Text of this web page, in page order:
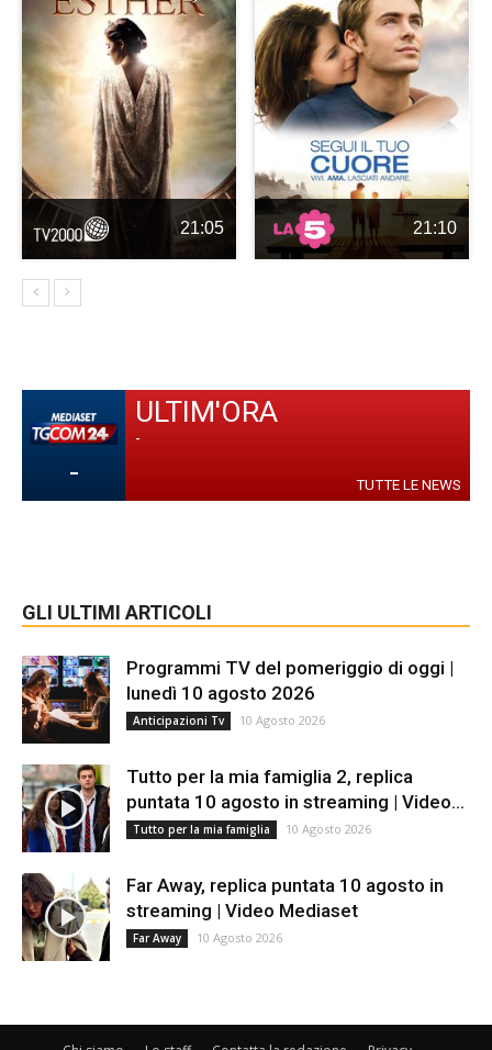
21:05 21:10
-
ULTIM'ORA
-
TUTTE LE NEWS
GLI ULTIMI ARTICOLI
Programmi TV del pomeriggio di oggi |
lunedì 10 agosto 2026
Anticipazioni Tv 10 Agosto 2026
Tutto per la mia famiglia 2, replica
puntata 10 agosto in streaming | Video...
Tutto per la mia famiglia 10 Agosto 2026
Far Away, replica puntata 10 agosto in
streaming | Video Mediaset
Far Away 10 Agosto 2026